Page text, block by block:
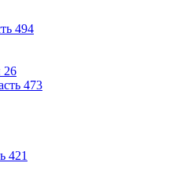
494
26
473
421